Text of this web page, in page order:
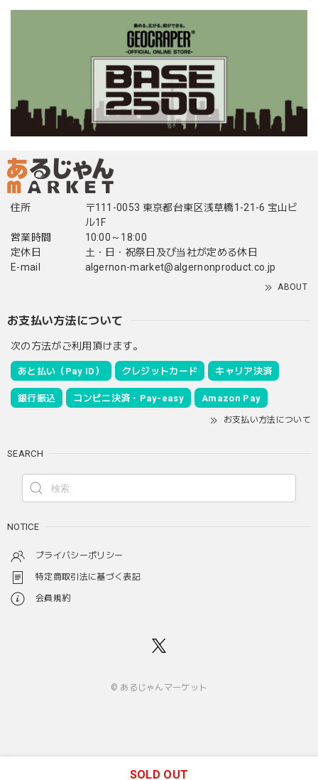
住所
〒111-0053 東京都台東区浅草橋1-21-6 宝山ビ
ル1F
営業時間
10:00～18:00
定休日
土・日・祝祭日及び当社が定める休日
E-mail
algernon-market@algernonproduct.co.jp
ABOUT
お支払い方法について
次の方法がご利用頂けます。
あと払い（Pay ID） クレジットカード キャリア決済
銀行振込 コンビニ決済・Pay-easy Amazon Pay
お支払い方法について
SEARCH
NOTICE
プライバシーポリシー
特定商取引法に基づく表記
会員規約
© あるじゃんマーケット
SOLD OUT